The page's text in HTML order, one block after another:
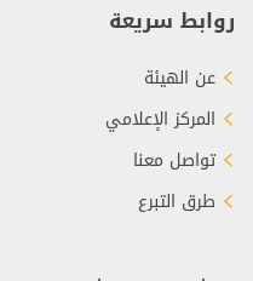
روابط سريعة
عن الهيئة
المركز الإعلامي
تواصل معنا
طرق التبرع